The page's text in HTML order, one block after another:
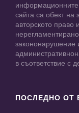
информационните
сайта са обект на
авторското право
закононарушение
в съответствие с
ПОСЛЕДНО ОТ